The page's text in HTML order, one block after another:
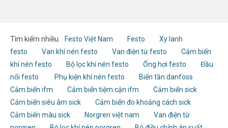
Tìm kiếm nhiều: Festo Việt Nam Festo
Xy lanh
festo
Van khí nén festo Van điện từ festo
Cảm biến
khí nén festo
Bộ lọc khí nén festo Ống hơi festo
Đầu
nối festo
Phụ kiện khí nén festo
Biến tần danfoss
Cảm biến ifm
Cảm biến tiệm cận ifm
Cảm biến sick
Cảm biến siêu âm sick
Cảm biến đo khoảng cách sick
Cảm biến màu sick
Norgren việt nam
Van điện từ